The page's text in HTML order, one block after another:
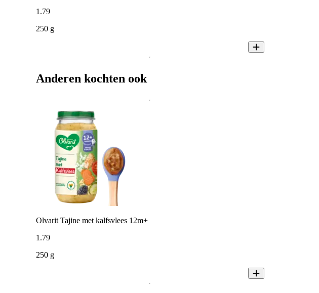
1 .79
250 g
Anderen kochten ook
Olvarit Tajine met kalfsvlees 12m+
1 .79
250 g